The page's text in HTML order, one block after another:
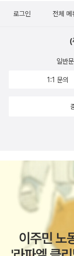
치면서도 그의 품에
져주었다. 참 이상했
그가 머리카락을 쓰
“슬픈 게 아니라……
새벽이슬처럼 눈물이
다. 그녀는 맥 빠진
그래, 그의 말대로 지
미래 때문에 두려워
마음이 가는 대로 내
나중에 헤어져서도
다..그 주변에 조필
았다..그나마 대립각
를 준다는 느낌....그
좋고 복수도 좋고 과
트의 복수도 어줍잖
치를 보여주는데...저
리는 나쁜 남자에 대
는 아주 맛없는 작품
궁금하신분들은 수많
주말연속극이 이런
그 외에 적과의 동침
서 크게 벗어나지 않
로그인 전체 메
(
일반
1:1 문의